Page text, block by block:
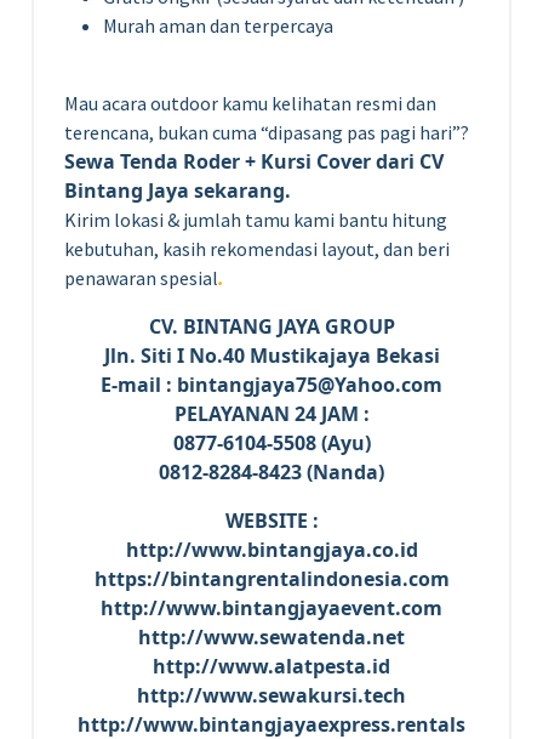
Murah aman dan terpercaya
Mau acara outdoor kamu kelihatan resmi dan
terencana, bukan cuma “dipasang pas pagi hari”?
Sewa Tenda Roder + Kursi Cover dari CV
Bintang Jaya sekarang.
Kirim lokasi & jumlah tamu kami bantu hitung
kebutuhan, kasih rekomendasi layout, dan beri
penawaran spesial.
CV. BINTANG JAYA GROUP
Jln. Siti I No.40 Mustikajaya Bekasi
E-mail : bintangjaya75@Yahoo.com
PELAYANAN 24 JAM :
0877-6104-5508 (Ayu)
0812-8284-8423 (Nanda)
WEBSITE :
http://www.bintangjaya.co.id
https://bintangrentalindonesia.com
http://www.bintangjayaevent.com
http://www.sewatenda.net
http://www.alatpesta.id
http://www.sewakursi.tech
http://www.bintangjayaexpress.rentals